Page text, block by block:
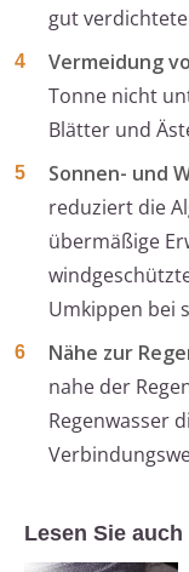
gut
Vermeidung
Tonne nicht
Blätter und
Sonnen- und
reduziert die
übermäßige
Umkippen bei
Nähe zur
nahe der
Regenwasser
Lesen Sie auch